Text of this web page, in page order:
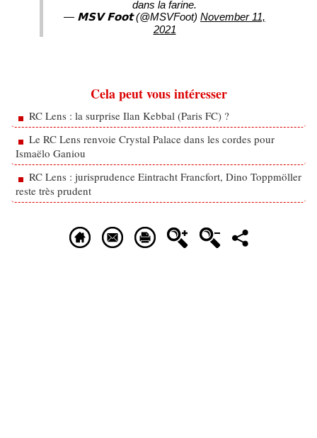
dans la farine.
— 𝗠𝗦𝗩 𝗙𝗼𝗼𝘁 (@MSVFoot) November 11,
2021
Cela peut vous intéresser
RC Lens : la surprise Ilan Kebbal (Paris FC) ?
Le RC Lens renvoie Crystal Palace dans les cordes pour
Ismaëlo Ganiou
RC Lens : jurisprudence Eintracht Francfort, Dino Toppmöller
reste très prudent